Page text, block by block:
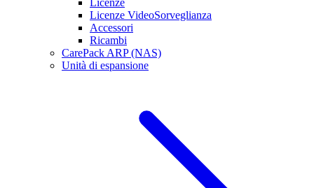
Licenze
Licenze VideoSorveglianza
Accessori
Ricambi
CarePack ARP (NAS)
Unità di espansione